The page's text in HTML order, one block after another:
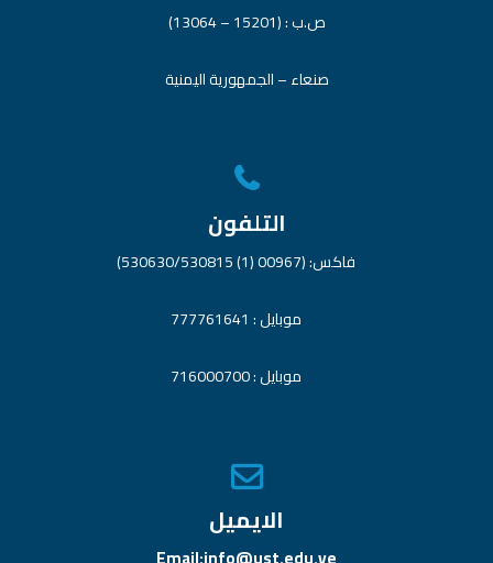
ص.ب : (15201 – 13064)
صنعاء – الجمهورية اليمنية
التلفون
فاكس: (00967 (1) 530630/530815)
موبايل : 777761641
موبايل : 716000700
الايميل